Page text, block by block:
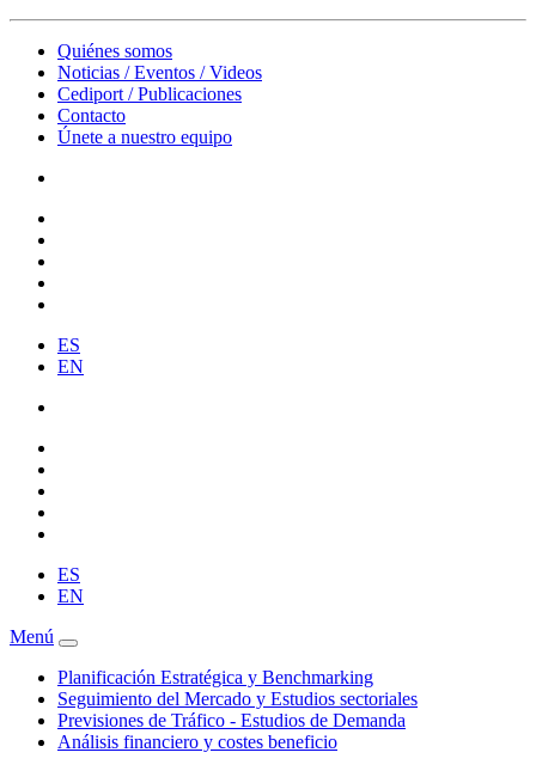
Quiénes somos
Noticias / Eventos / Videos
Cediport / Publicaciones
Contacto
Únete a nuestro equipo
ES
EN
ES
EN
Menú
Planificación Estratégica y Benchmarking
Seguimiento del Mercado y Estudios sectoriales
Previsiones de Tráfico - Estudios de Demanda
Análisis financiero y costes beneficio